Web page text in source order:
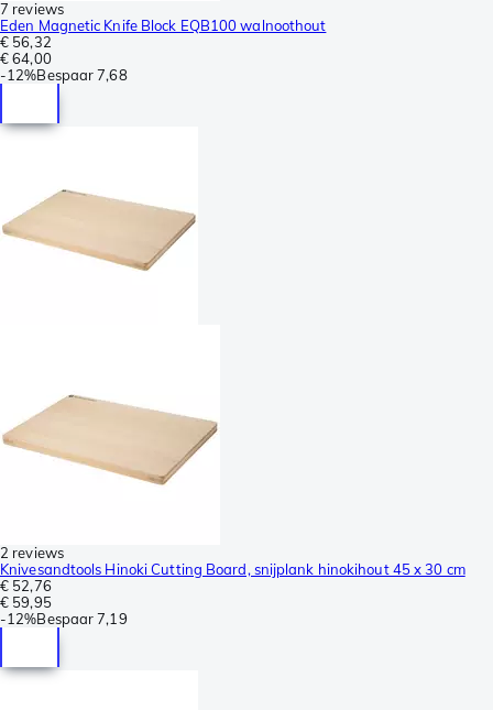
7 reviews
Eden Magnetic Knife Block EQB100 walnoothout
€ 56,32
€ 64,00
-12%Bespaar 7,68
2 reviews
Knivesandtools Hinoki Cutting Board, snijplank hinokihout 45 x 30 cm
€ 52,76
€ 59,95
-12%Bespaar 7,19